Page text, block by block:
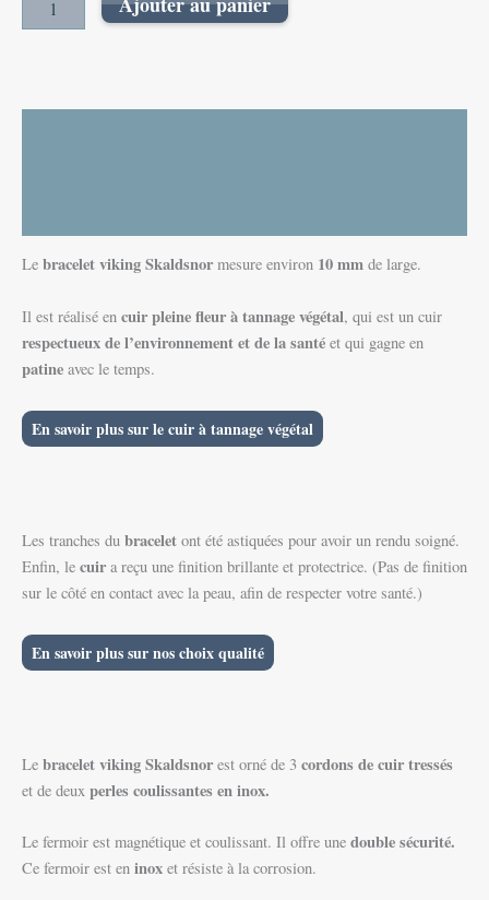
Le bracelet vikingSkaldsnor mesure environ 10 mm de large.
Il est réalisé en cuir pleine fleur à tannage végétal, qui est un cuir
respectueux de l’environnement et de lasanté et qui gagne en
patine avec le temps.
En savoir plus sur le cuir à tannage végétal
Les tranches du bracelet ont été astiquées pour avoir un rendu soigné.
Enfin, le cuir a reçu une finition brillante et protectrice. (Pas de finition
sur le côté en contact avec la peau, afin de respecter votre santé.)
En savoir plus sur nos choix qualité
Le braceletvikingSkaldsnor est orné de 3 cordons de cuir tressés
et de deux perles coulissantes en inox.
Le fermoir est magnétique et coulissant. Il offre une double sécurité.
Ce fermoir est en inox et résiste à la corrosion.